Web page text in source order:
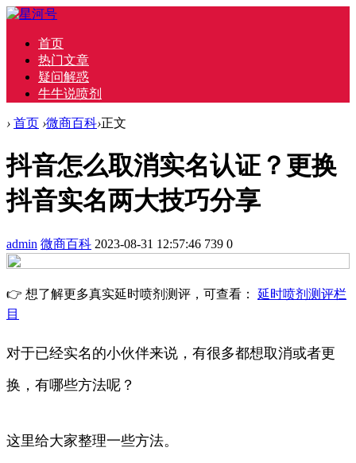
首页
热门文章
疑问解惑
牛牛说喷剂
› 首页 ›微商百科›正文
抖音怎么取消实名认证？更换
抖音实名两大技巧分享
admin 微商百科 2023-08-31 12:57:46 739 0
👉 想了解更多真实延时喷剂测评，可查看： 延时喷剂测评栏
目
对于已经实名的小伙伴来说，有很多都想取消或者更
换，有哪些方法呢？
这里给大家整理一些方法。